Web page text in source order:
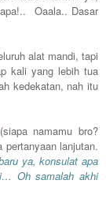
Oaala.. Dasar
alat mandi, tapi
kali yang lebih tua
kedekatan, nah itu
namamu bro?
lanjutan.
ya, konsulat apa
Oh samalah akhi